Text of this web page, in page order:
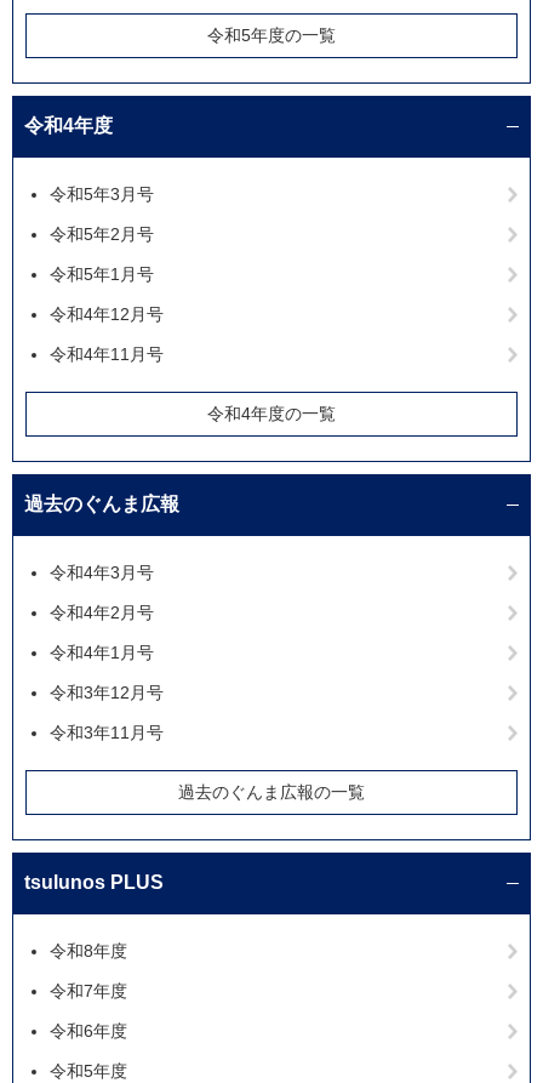
令和5年度の一覧
令和4年度
令和5年3月号
令和5年2月号
令和5年1月号
令和4年12月号
令和4年11月号
令和4年度の一覧
過去のぐんま広報
令和4年3月号
令和4年2月号
令和4年1月号
令和3年12月号
令和3年11月号
過去のぐんま広報の一覧
tsulunos PLUS
令和8年度
令和7年度
令和6年度
令和5年度